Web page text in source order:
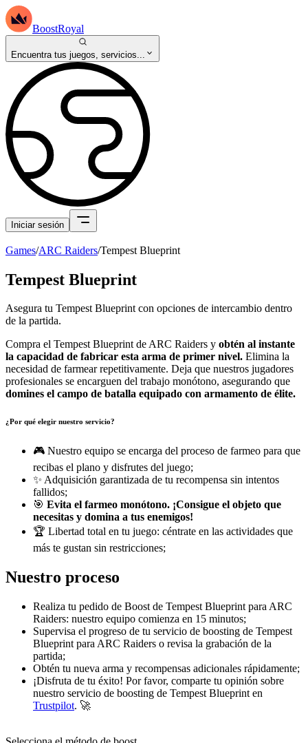
BoostRoyal
Encuentra tus juegos, servicios...
Iniciar sesión
Games/ARC Raiders/Tempest Blueprint
Tempest Blueprint
Asegura tu Tempest Blueprint con opciones de intercambio dentro
de la partida.
Compra el Tempest Blueprint de ARC Raiders y obtén al instante
la capacidad de fabricar esta arma de primer nivel. Elimina la
necesidad de farmear repetitivamente. Deja que nuestros jugadores
profesionales se encarguen del trabajo monótono, asegurando que
domines el campo de batalla equipado con armamento de élite.
¿Por qué elegir nuestro servicio?
🎮 Nuestro equipo se encarga del proceso de farmeo para que
recibas el plano y disfrutes del juego;
✨ Adquisición garantizada de tu recompensa sin intentos
fallidos;
🎯 Evita el farmeo monótono. ¡Consigue el objeto que
necesitas y domina a tus enemigos!
🏆 Libertad total en tu juego: céntrate en las actividades que
más te gustan sin restricciones;
Nuestro proceso
Realiza tu pedido de Boost de Tempest Blueprint para ARC
Raiders: nuestro equipo comienza en 15 minutos;
Supervisa el progreso de tu servicio de boosting de Tempest
Blueprint para ARC Raiders o revisa la grabación de la
partida;
Obtén tu nueva arma y recompensas adicionales rápidamente;
¡Disfruta de tu éxito! Por favor, comparte tu opinión sobre
nuestro servicio de boosting de Tempest Blueprint en
Trustpilot. 🚀